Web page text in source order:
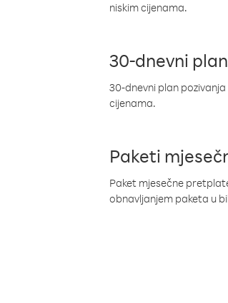
niskim cijenama.
30-dnevni
30-dnevni plan
cijenama.
Paketi
Paket mjesečne
obnavljanjem paketa u